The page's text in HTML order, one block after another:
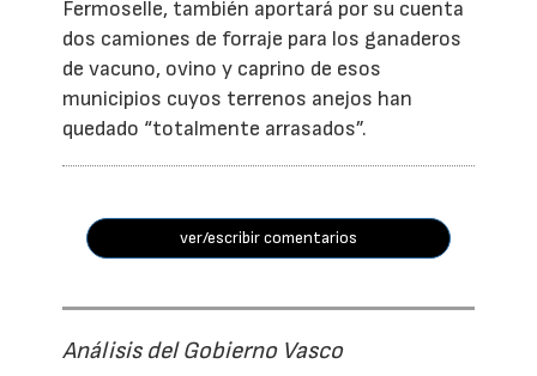
Fermoselle, también aportará por su cuenta
dos camiones de forraje para los ganaderos
de vacuno, ovino y caprino de esos
municipios cuyos terrenos anejos han
quedado “totalmente arrasados”.
ver/escribir comentarios
Análisis del Gobierno Vasco